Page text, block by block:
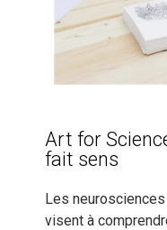
Art for
fait sens
Les
visent à